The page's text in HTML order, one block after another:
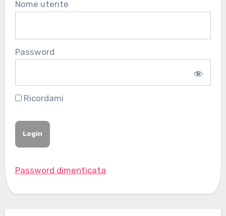
Nome utente
Password
Ricordami
Password dimenticata